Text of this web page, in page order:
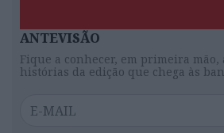
ANTEVISÃO
Fique a conhecer, em primeira
histórias da edição que chega às